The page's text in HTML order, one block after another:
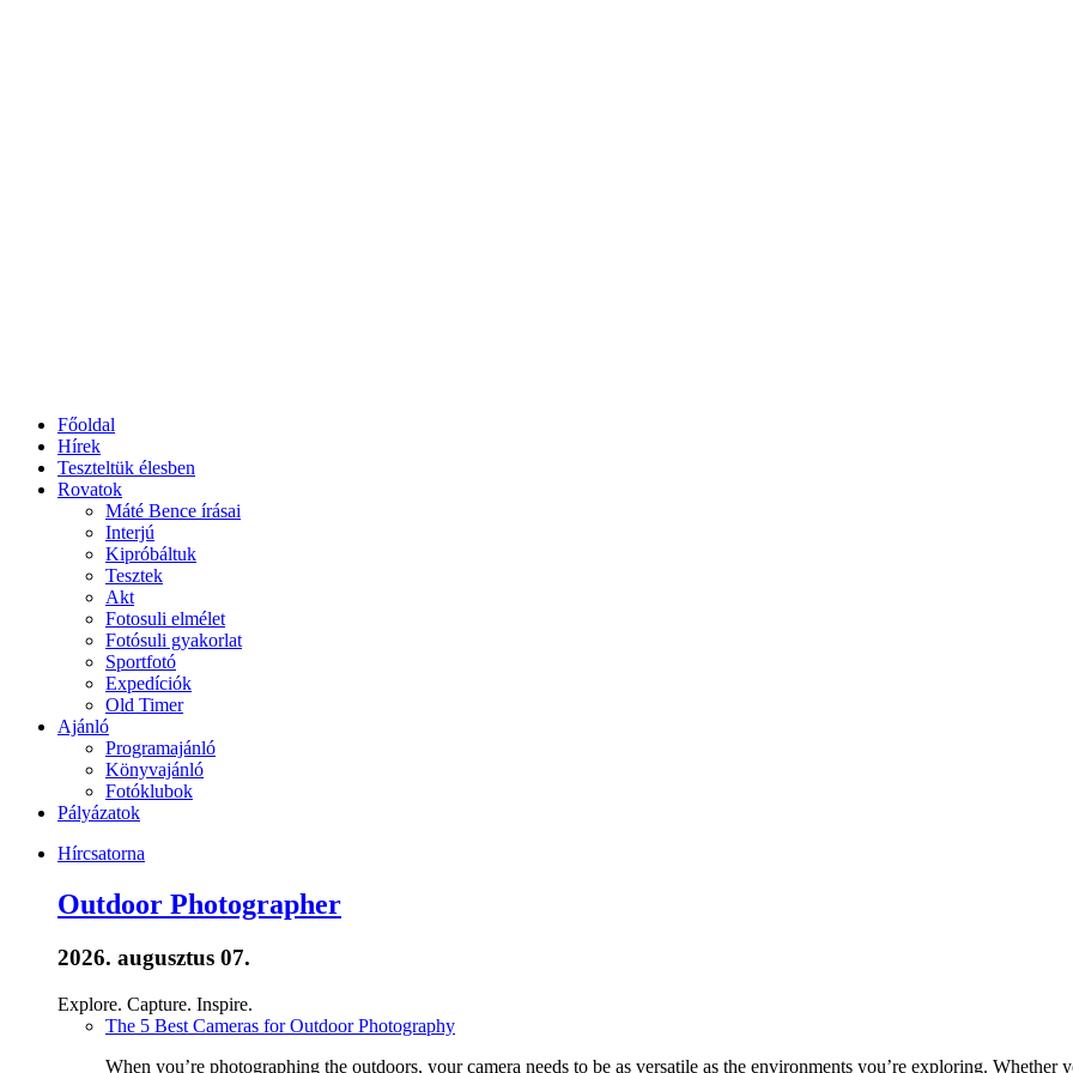
Főoldal
Hírek
Teszteltük élesben
Rovatok
Máté Bence írásai
Interjú
Kipróbáltuk
Tesztek
Akt
Fotosuli elmélet
Fotósuli gyakorlat
Sportfotó
Expedíciók
Old Timer
Ajánló
Programajánló
Könyvajánló
Fotóklubok
Pályázatok
Hírcsatorna
Outdoor Photographer
2026. augusztus 07.
Explore. Capture. Inspire.
The 5 Best Cameras for Outdoor Photography
When you’re photographing the outdoors, your camera needs to be as versatile as the environments you’re exploring. Whether